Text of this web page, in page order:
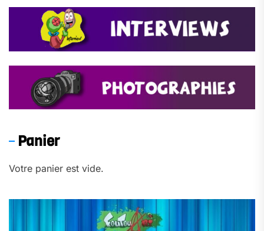
Panier
Votre panier est vide.